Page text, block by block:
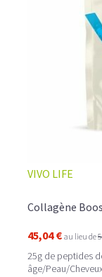
☕ LATTE
VIVO LIFE
Collagène
45,04 € au lieu de
25g de peptides
âge/Peau/